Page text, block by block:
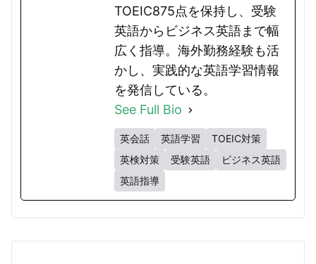
TOEIC875点を保持し、受験
英語からビジネス英語まで幅
広く指導。海外勤務経験も活
かし、実践的な英語学習情報
を発信している。
See Full Bio
英会話 英語学習
TOEIC対策
英検対策
受験英語
ビジネス英語
英語指導